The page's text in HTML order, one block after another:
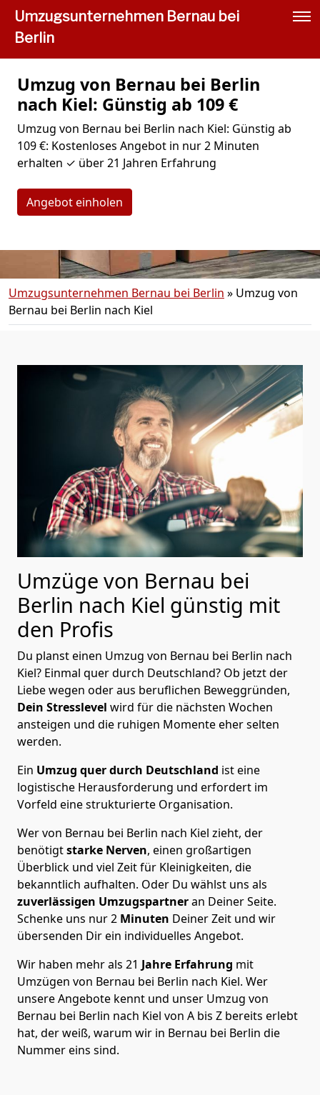
Umzugsunternehmen Bernau bei
Berlin
Umzug von Bernau bei Berlin
nach Kiel: Günstig ab 109 €
Umzug von Bernau bei Berlin nach Kiel: Günstig ab
109 €: Kostenloses Angebot in nur 2 Minuten
erhalten ✓ über 21 Jahren Erfahrung
Angebot einholen
Umzugsunternehmen Bernau bei Berlin » Umzug von
Bernau bei Berlin nach Kiel
Umzüge von Bernau bei
Berlin nach Kiel günstig mit
den Profis
Du planst einen Umzug von Bernau bei Berlin nach
Kiel? Einmal quer durch Deutschland? Ob jetzt der
Liebe wegen oder aus beruflichen Beweggründen,
Dein Stresslevel wird für die nächsten Wochen
ansteigen und die ruhigen Momente eher selten
werden.
Ein Umzug quer durch Deutschland ist eine
logistische Herausforderung und erfordert im
Vorfeld eine strukturierte Organisation.
Wer von Bernau bei Berlin nach Kiel zieht, der
benötigtstarke Nerven, einen großartigen
Überblick und viel Zeit für Kleinigkeiten, die
bekanntlich aufhalten. Oder Du wählst uns als
zuverlässigen Umzugspartneran Deiner Seite.
Schenke uns nur2 Minuten Deiner Zeit und wir
übersenden Dir ein individuelles Angebot.
Wir haben mehr als 21 Jahre Erfahrung mit
Umzügen von Bernau bei Berlin nach Kiel. Wer
unsere Angebote kennt und unser Umzug von
Bernau bei Berlin nach Kiel von A bis Z bereits erlebt
hat, der weiß, warum wir in Bernau bei Berlin die
Nummer eins sind.